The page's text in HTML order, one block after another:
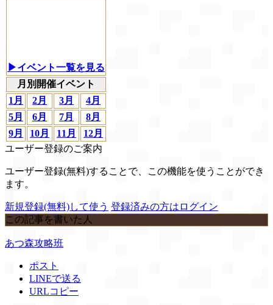
▶イベント一覧を見る
月別開催イベント
1月
2月 3月
4月
5月
6月 7月
8月
9月
10月 11月
12月
ユーザー登録のご案内
ユーザー登録(無料)することで、この機能を使うことができ
ます。
新規登録(無料)して使う 登録済みの方はログイン
この記事を書いた人
あつ森攻略班
ポスト
LINEで送る
URLコピー